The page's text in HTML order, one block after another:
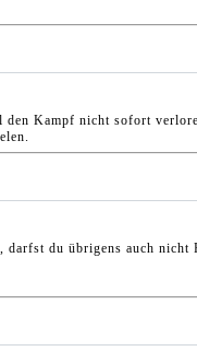
Kampf nicht sofort
darfst du übrigens auch nicht